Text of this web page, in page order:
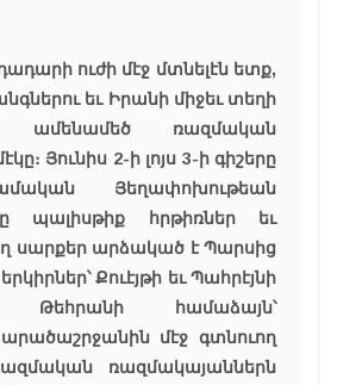
ուժի մէջ մտնելէն ետք,
եւ Իրանի միջեւ տեղի
ամենամեծ ռազմական
Յունիս 2-ի լոյս 3-ի գիշերը
Յեղափոխութեան
պալիսթիք հրթիռներ եւ
սարքեր արձակած է Պարսից
Քուէյթի եւ Պահրէյնի
Թեհրանի համաձայն՝
մէջ գտնուող
ռազմակայաններն